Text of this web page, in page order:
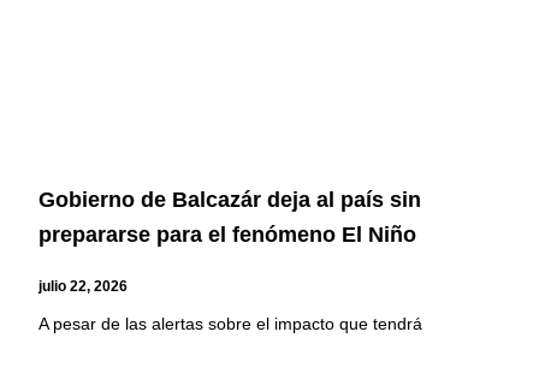
Gobierno de Balcazár deja al país sin
prepararse para el fenómeno El Niño
julio 22, 2026
A pesar de las alertas sobre el impacto que tendrá